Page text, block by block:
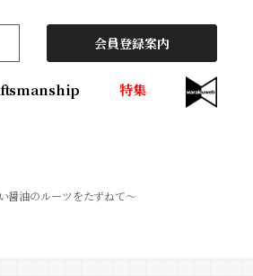
会員登録案内
特集
醤油のルーツをたずねて〜